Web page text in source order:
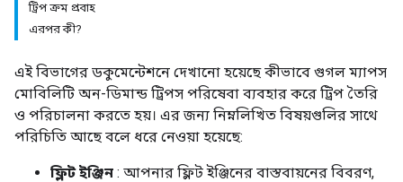
ট্রিপ ক্রম প্রবাহ
এরপর কী?
এই বিভাগের ডকুমেন্টেশনে দেখানো হয়েছে কীভাবে গুগল ম্যাপস
মোবিলিটি অন-ডিমান্ড ট্রিপস পরিষেবা ব্যবহার করে ট্রিপ তৈরি
ও পরিচালনা করতে হয়। এর জন্য নিম্নলিখিত বিষয়গুলির সাথে
পরিচিতি আছে বলে ধরে নেওয়া হয়েছে:
ফ্লিট ইঞ্জিন : আপনার ফ্লিট ইঞ্জিনের বাস্তবায়নের বিবরণ,